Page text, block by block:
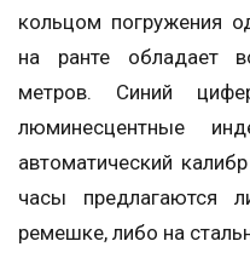
кольцом погружения
на ранте обладает
метров. Синий
люминесцентные
автоматический
часы предлагаются
ремешке, либо на